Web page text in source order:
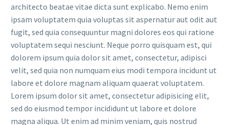
architecto beatae vitae dicta sunt explicabo. Nemo enim
ipsam voluptatem quia voluptas sit aspernatur aut odit aut
fugit, sed quia consequuntur magni dolores eos qui ratione
voluptatem sequi nesciunt. Neque porro quisquam est, qui
dolorem ipsum quia dolor sit amet, consectetur, adipisci
velit, sed quia non numquam eius modi tempora incidunt ut
labore et dolore magnam aliquam quaerat voluptatem.
Lorem ipsum dolor sit amet, consectetur adipisicing elit,
sed do eiusmod tempor incididunt ut labore et dolore
magna aliqua. Ut enim ad minim veniam, quis nostrud